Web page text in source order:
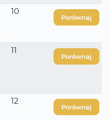
10
Porównaj
11
Porównaj
12
Porównaj